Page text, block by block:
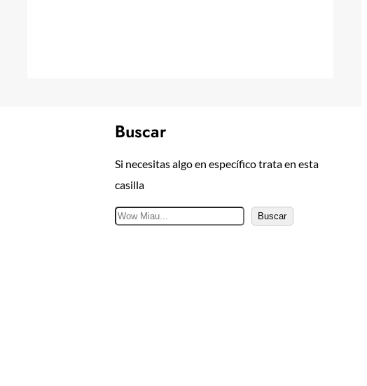
Buscar
Si necesitas algo en específico trata en esta
casilla
B
Buscar